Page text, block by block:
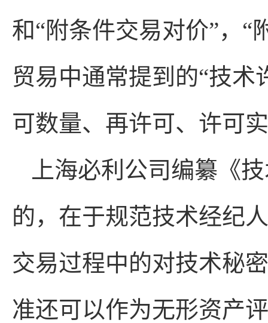
和“附条件交易对价”，“
贸易中通常提到的“技术
可数量、再许可、许可
上海必利公司编纂《
的，在于规范技术经纪
交易过程中的对技术秘
准还可以作为无形资产